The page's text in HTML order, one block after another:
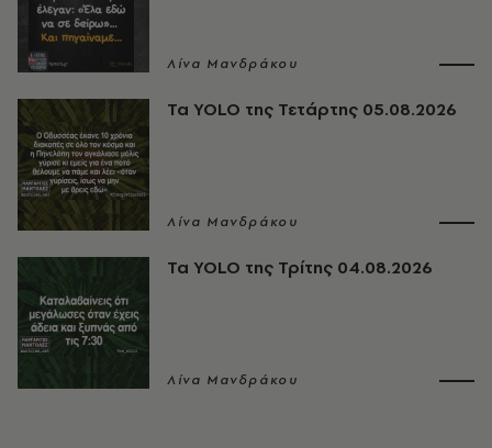
Λίνα Μανδράκου
Τα YOLO της Τετάρτης 05.08.2026
Λίνα Μανδράκου
Τα YOLO της Τρίτης 04.08.2026
Λίνα Μανδράκου